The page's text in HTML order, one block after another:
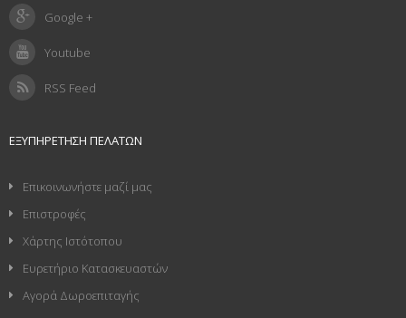
Google +
Youtube
RSS Feed
ΕΞΥΠΗΡΈΤΗΣΗ ΠΕΛΑΤΏΝ
Επικοινωνήστε μαζί μας
Επιστροφές
Χάρτης Ιστότοπου
Ευρετήριο Κατασκευαστών
Αγορά Δωροεπιταγής